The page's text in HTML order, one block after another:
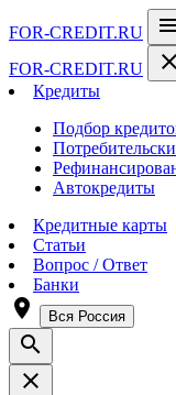
FOR-CREDIT.RU
FOR-CREDIT.RU close
Кредиты
Подбор
Автокредиты
Кредитные карты
Статьи
Вопрос / Ответ
Банки
room Вся Россия
search
close